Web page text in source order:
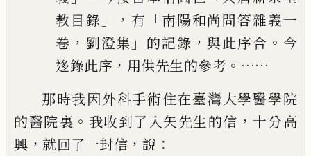
教目錄 」， 有 「南陽和尚問答雜義一
卷 ， 劉澄集 」 的記錄 ，與此序合 。 今
迻錄此序 ， 用供先生的參考 。……
那時我因外科手術住在臺灣大學醫學院
的醫院裏 。 我收到了入矢先生的信 ，十分高
興 ， 就回了一封信 ， 說 ：